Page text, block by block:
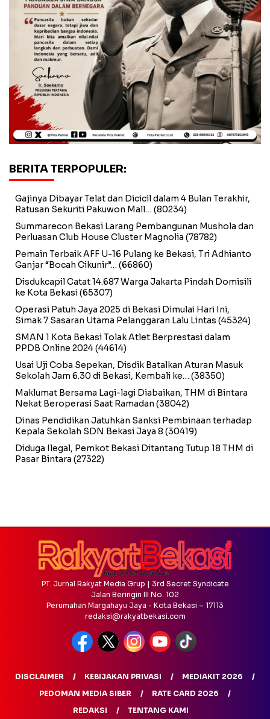
BERITA TERPOPULER:
Gajinya Dibayar Telat dan Dicicil dalam 4 Bulan Terakhir,
Ratusan Sekuriti Pakuwon Mall… (80234)
Summarecon Bekasi Larang Pembangunan Mushola dan
Perluasan Club House Cluster Magnolia (78782)
Pemain Terbaik AFF U-16 Pulang ke Bekasi, Tri Adhianto
Ganjar “Bocah Cikunir”… (66860)
Disdukcapil Catat 14.687 Warga Jakarta Pindah Domisili
ke Kota Bekasi(65307)
Operasi Patuh Jaya 2025 di Bekasi Dimulai Hari Ini,
Simak 7 Sasaran Utama Pelanggaran Lalu Lintas (45324)
SMAN 1 Kota Bekasi Tolak Atlet Berprestasi dalam
PPDB Online 2024(44614)
Usai Uji Coba Sepekan, Disdik Batalkan Aturan Masuk
Sekolah Jam 6.30 di Bekasi, Kembali ke… (38350)
Maklumat Bersama Lagi-lagi Diabaikan, THM di Bintara
Nekat Beroperasi Saat Ramadan (38042)
Dinas Pendidikan Jatuhkan Sanksi Pembinaan terhadap
Kepala Sekolah SDN Bekasi Jaya 8 (30419)
Diduga Ilegal, Pemkot Bekasi Ditantang Tutup 18 THM di
Pasar Bintara (27322)
PT. Jurnal Rakyat Media Grup | 3rd Secret Syndicate
Jalan Beringin III No. 102
Perumahan Margahayu Jaya - Kota Bekasi – 17113
redaksi@rakyatbekasi.com
DISCLAIMER KEBIJAKAN PRIVASI
MEDIAKIT 2026
PEDOMAN MEDIA SIBER
RATE CARD 2026
REDAKSI
TENTANG KAMI